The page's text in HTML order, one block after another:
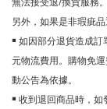
另外，如果是非瑕疵
￭ 如因部分退貨造成
元物流費用。購物免
動公告為依據。
￭ 收到退回商品時，